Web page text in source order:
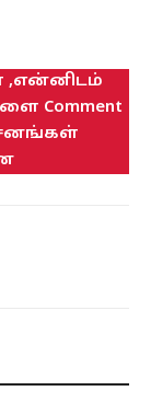
,என்னிடம்
Comment